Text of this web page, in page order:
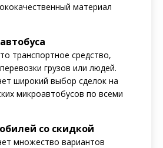
материал
транспортное средство,
грузов или людей.
широкий выбор сделок на
микроавтобусов по всеми
со скидкой
множество вариантов